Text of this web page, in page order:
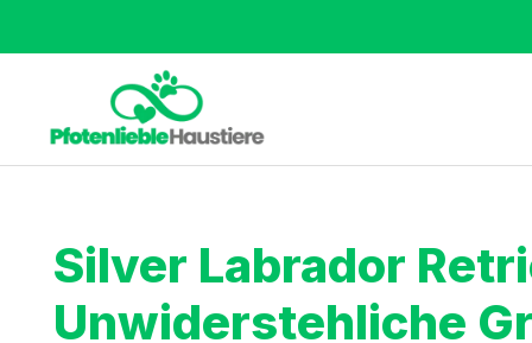
Silver Labrador
Unwiderstehliche